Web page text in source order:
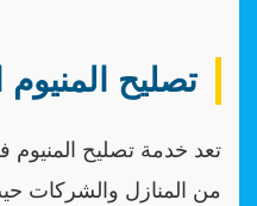
تصليح
تعد خدمة تصليح
من المنازل والشركات